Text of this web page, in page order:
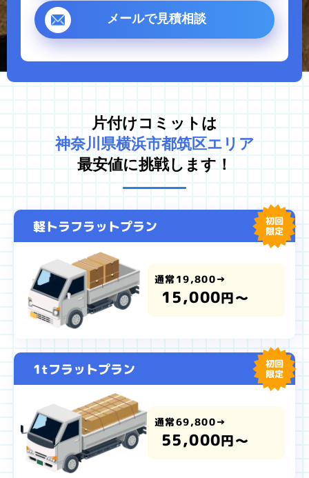
不用品回収
ハウスクリーニング
埼玉県 神奈川県
メールで見積相談
片付けコミットは
神奈川県横浜市都筑区エリア
最安値に挑戦します！
軽トラフラットプラン
初回
限定
通常19,800→
15,000円～
1tフラットプラン
初回
限定
通常69,800→
55,000円～